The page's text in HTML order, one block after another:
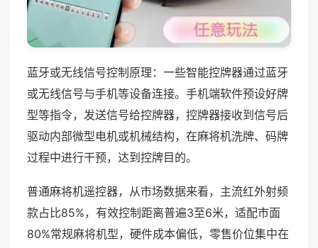
蓝牙或无线信号控制原理：一些智能控牌器通过蓝牙
或无线信号与手机等设备连接。手机端软件预设好牌
型等指令，发送信号给控牌器，控牌器接收到信号后
驱动内部微型电机或机械结构，在麻将机洗牌、码牌
过程中进行干预，达到控牌目的。
普通麻将机遥控器，从市场数据来看，主流红外射频
款占比85%，有效控制距离普遍3至6米，适配市面
80%常规麻将机型，硬件成本偏低，零售价位集中在